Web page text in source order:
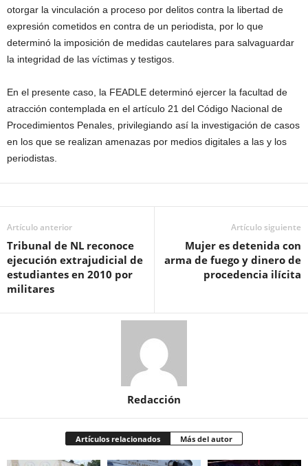
otorgar la vinculación a proceso por delitos contra la libertad de
expresión cometidos en contra de un periodista, por lo que
determinó la imposición de medidas cautelares para salvaguardar
la integridad de las víctimas y testigos.
En el presente caso, la FEADLE determinó ejercer la facultad de
atracción contemplada en el artículo 21 del Código Nacional de
Procedimientos Penales, privilegiando así la investigación de casos
en los que se realizan amenazas por medios digitales a las y los
periodistas.
Artículo anterior
Tribunal de NL reconoce
ejecución extrajudicial de
estudiantes en 2010 por
militares
Artículo siguiente
Mujer es detenida con
arma de fuego y dinero de
procedencia ilícita
Redacción
Artículos relacionados Más del autor